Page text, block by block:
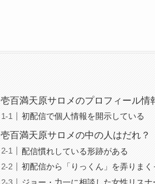
壱百満天原サロメのプロフィール情
初配信で個人情報を開示している
壱百満天原サロメの中の人はだれ？
配信慣れしている形跡がある
初配信から「りっくん」を弄りま